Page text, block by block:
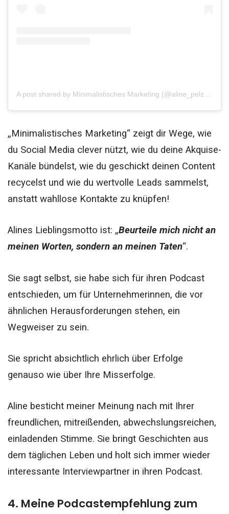
„Minimalistisches Marketing“ zeigt dir Wege, wie
du Social Media clever nützt, wie du deine Akquise-
Kanäle bündelst, wie du geschickt deinen Content
recycelst und wie du wertvolle Leads sammelst,
anstatt wahllose Kontakte zu knüpfen!
Alines Lieblingsmotto ist: „Beurteile mich nicht an
meinen Worten, sondern an meinen Taten“.
Sie sagt selbst, sie habe sich für ihren Podcast
entschieden, um für Unternehmerinnen, die vor
ähnlichen Herausforderungen stehen, ein
Wegweiser zu sein.
Sie spricht absichtlich ehrlich über Erfolge
genauso wie über Ihre Misserfolge.
Aline besticht meiner Meinung nach mit Ihrer
freundlichen, mitreißenden, abwechslungsreichen,
einladenden Stimme. Sie bringt Geschichten aus
dem täglichen Leben und holt sich immer wieder
interessante Interviewpartner in ihren Podcast.
4. Meine Podcastempfehlung zum